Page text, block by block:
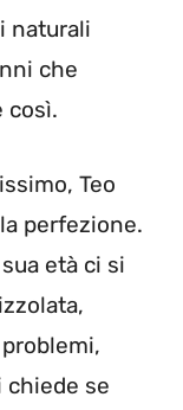
naturali
che
così.
Teo
perfezione.
età ci si
chiede se